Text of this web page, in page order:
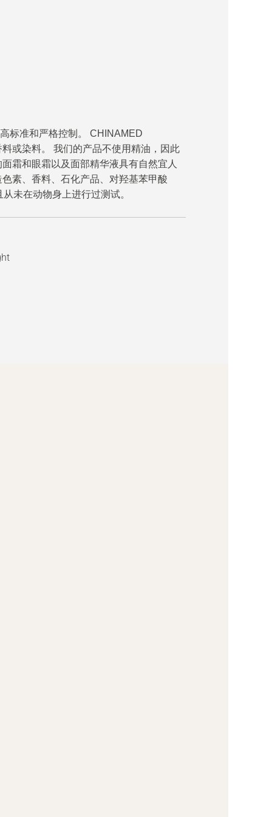
标准和严格控制。 CHINAMED
或染料。 我们的产品不使用精油，因此
霜和眼霜以及面部精华液具有自然宜人
素、香料、石化产品、对羟基苯甲酸
未在动物身上进行过测试。